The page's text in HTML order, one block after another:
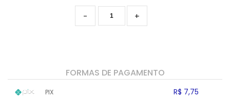
+
-
FORMAS DE PAGAMENTO
PIX R$ 7,75